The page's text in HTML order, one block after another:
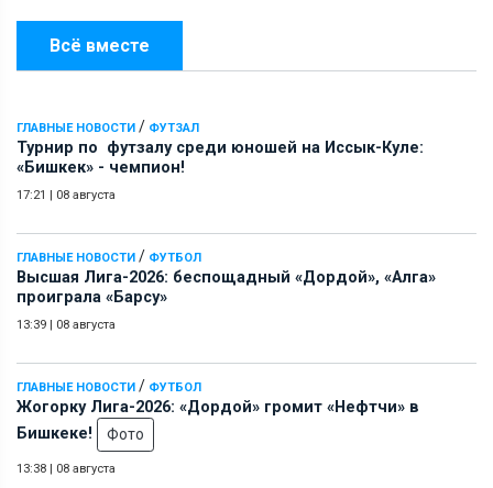
Всё вместе
ГЛАВНЫЕ НОВОСТИ / ФУТЗАЛ
Турнир по футзалу среди юношей на Иссык-Куле:
«Бишкек» - чемпион!
17:21 | 08 августа
ГЛАВНЫЕ НОВОСТИ / ФУТБОЛ
Высшая Лига-2026: беспощадный «Дордой», «Алга»
проиграла «Барсу»
13:39 | 08 августа
ГЛАВНЫЕ НОВОСТИ / ФУТБОЛ
Жогорку Лига-2026: «Дордой» громит «Нефтчи» в
Бишкеке!
Фото
13:38 | 08 августа